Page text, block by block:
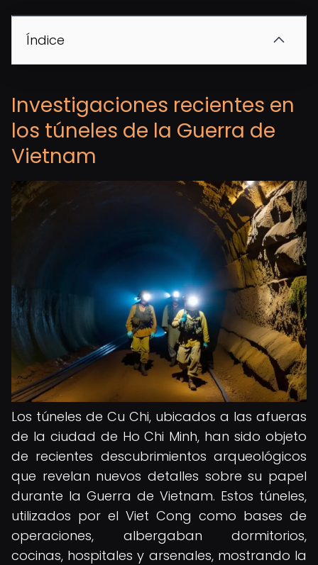
Índice
Investigaciones recientes en
los túneles de la Guerra de
Vietnam
Los túneles de Cu Chi, ubicados a las afueras
de la ciudad de Ho Chi Minh, han sido objeto
de recientes descubrimientos arqueológicos
que revelan nuevos detalles sobre su papel
durante la Guerra de Vietnam. Estos túneles,
utilizados por el Viet Cong como bases de
operaciones, albergaban dormitorios,
cocinas, hospitales y arsenales, mostrando la